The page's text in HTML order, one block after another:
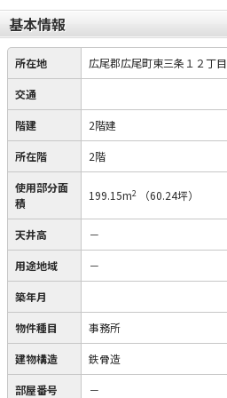
基本情報
所在地 広尾郡広尾町東三条１２丁目
交通
階建 2階建
所在階 2階
使用部分面
積
199.15m2 （60.24坪）
天井高 －
用途地域 －
築年月
物件種目 事務所
建物構造 鉄骨造
部屋番号 －